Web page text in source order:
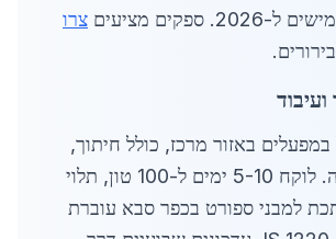
ספקים מציעים
צרו
במפעלים באזור מרכז, כולל חיתוך,
ריתוך והשחרה. לוקח 5-10 ימים ל-100 טון, תלוי
למבני ספורט בכפר סבא עוברת